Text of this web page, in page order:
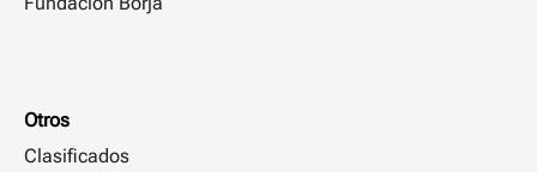
Otros
Clasificados